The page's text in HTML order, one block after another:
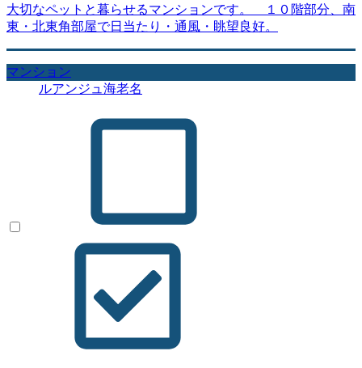
大切なペットと暮らせるマンションです。 １０階部分、南
東・北東角部屋で日当たり・通風・眺望良好。
マンション
ルアンジュ海老名